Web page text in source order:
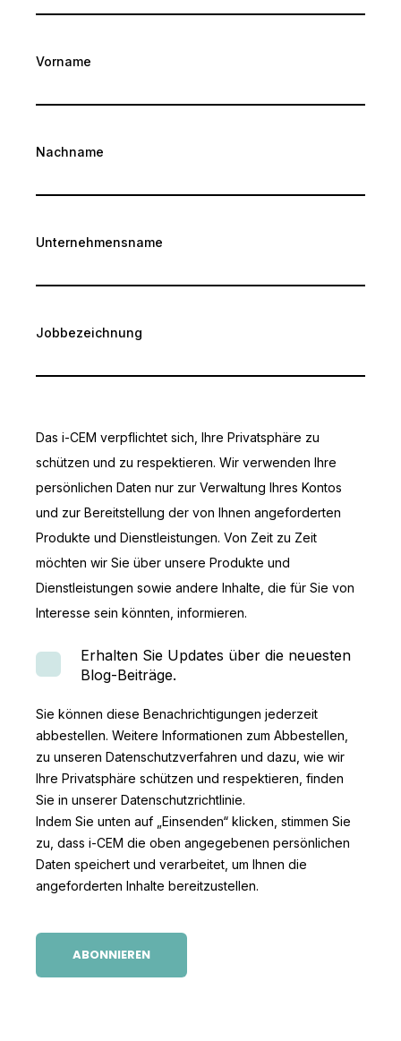
Vorname
Nachname
Unternehmensname
Jobbezeichnung
Das i-CEM verpflichtet sich, Ihre Privatsphäre zu
schützen und zu respektieren. Wir verwenden Ihre
persönlichen Daten nur zur Verwaltung Ihres Kontos
und zur Bereitstellung der von Ihnen angeforderten
Produkte und Dienstleistungen. Von Zeit zu Zeit
möchten wir Sie über unsere Produkte und
Dienstleistungen sowie andere Inhalte, die für Sie von
Interesse sein könnten, informieren.
Erhalten Sie Updates über die neuesten
Blog-Beiträge.
Sie können diese Benachrichtigungen jederzeit
abbestellen. Weitere Informationen zum Abbestellen,
zu unseren Datenschutzverfahren und dazu, wie wir
Ihre Privatsphäre schützen und respektieren, finden
Sie in unserer Datenschutzrichtlinie.
Indem Sie unten auf „Einsenden“ klicken, stimmen Sie
zu, dass i-CEM die oben angegebenen persönlichen
Daten speichert und verarbeitet, um Ihnen die
angeforderten Inhalte bereitzustellen.